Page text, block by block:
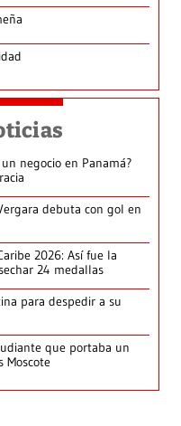
negocio en Panamá?
debuta con gol en
2026: Así fue la
24 medallas
para despedir a su
que portaba un
Moscote